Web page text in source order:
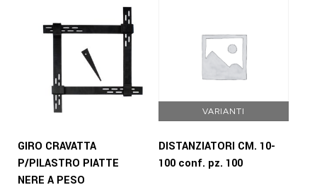
GIRO CRAVATTA
P/PILASTRO PIATTE
NERE A PESO
VARIANTI
DISTANZIATORI CM. 10-
100 conf. pz. 100